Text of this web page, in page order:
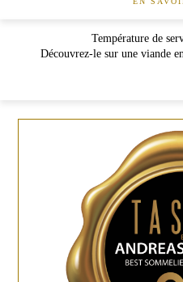
Température de
Découvrez-le sur une viande